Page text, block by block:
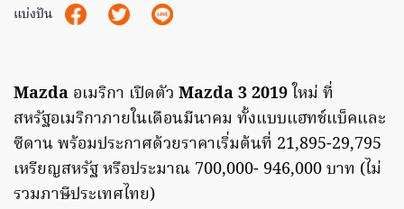
แบ่งปัน
Mazda อเมริกา เปิดตัว Mazda 3 2019ใหม่ ที่
สหรัฐอเมริกาภายในเดือนมีนาคม ทั้งแบบแฮทช์แบ็คและ
ซีดาน พร้อมประกาศด้วยราคาเริ่มต้นที่ 21,895-29,795
เหรียญสหรัฐ หรือประมาณ 700,000- 946,000 บาท (ไม่
รวมภาษีประเทศไทย)